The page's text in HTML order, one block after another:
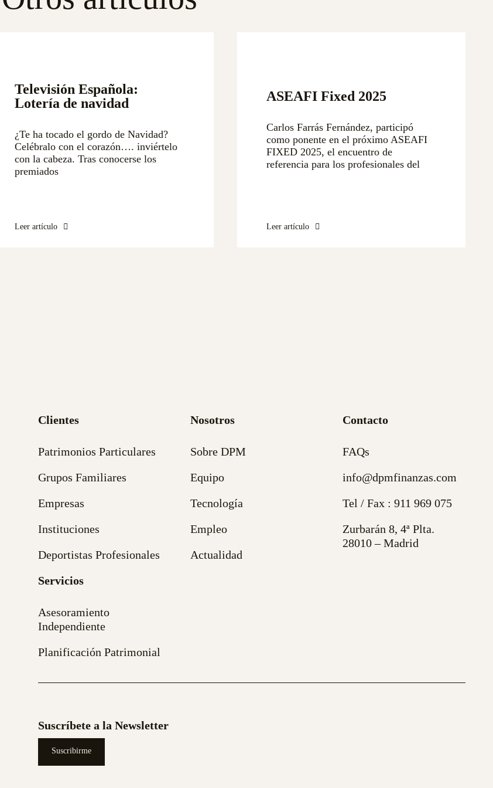
Televisión Española:
Lotería de navidad
¿Te ha tocado el gordo de Navidad?
Celébralo con el corazón…. inviértelo
con la cabeza. Tras conocerse los
premiados
Leer artículo
ASEAFI Fixed 2025
Carlos Farrás Fernández, participó
como ponente en el próximo ASEAFI
FIXED 2025, el encuentro de
referencia para los profesionales del
Leer artículo
Clientes
Patrimonios Particulares
Grupos Familiares
Empresas
Instituciones
Deportistas Profesionales
Servicios
Asesoramiento
Independiente
Planificación Patrimonial
Nosotros
Sobre DPM
Equipo
Tecnología
Empleo
Actualidad
Contacto
FAQs
info@dpmfinanzas.com
Tel / Fax : 911 969 075
Zurbarán 8, 4ª Plta.
28010 – Madrid
Suscríbete a la Newsletter
Suscribirme